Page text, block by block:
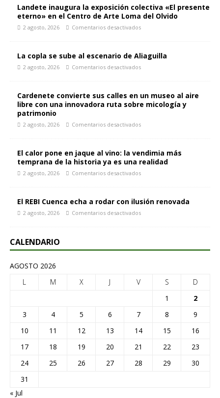
Landete inaugura la exposición colectiva «El presente
eterno» en el Centro de Arte Loma del Olvido
2 agosto, 2026 Comentarios desactivados
La copla se sube al escenario de Aliaguilla
2 agosto, 2026 Comentarios desactivados
Cardenete convierte sus calles en un museo al aire
libre con una innovadora ruta sobre micología y
patrimonio
2 agosto, 2026 Comentarios desactivados
El calor pone en jaque al vino: la vendimia más
temprana de la historia ya es una realidad
2 agosto, 2026 Comentarios desactivados
El REBI Cuenca echa a rodar con ilusión renovada
2 agosto, 2026 Comentarios desactivados
CALENDARIO
AGOSTO 2026
L
M X J V S
D
1
2
3
4 5 6 7 8
9
10
11 12 13 14 15
16
17
18 19 20 21 22
23
24
25 26 27 28 29
30
31
« Jul